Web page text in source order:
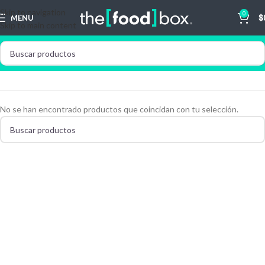
Skip to navigation
Skip to main content
MENU 0 $
No se han encontrado productos que coincidan con tu selección.